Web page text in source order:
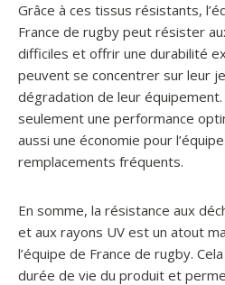
Grâce à ces tissus résistants,
France de rugby peut résister
difficiles et offrir une durabilité
peuvent se concentrer sur leur
dégradation de leur
seulement une performance
aussi une économie pour
remplacements fréquents.
En somme, la résistance aux
et aux rayons UV est un atout
l’équipe de France de rugby.
durée de vie du produit et